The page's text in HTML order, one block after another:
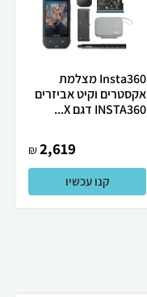
Insta360 מצלמת
אקסטרים וקיט אביזרים
INSTA360 דגם X...
2,619
₪
קנו עכשיו